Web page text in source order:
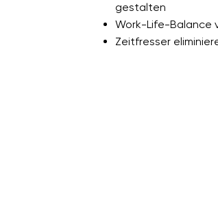
gestalten
Work-Life-Balance
Zeitfresser